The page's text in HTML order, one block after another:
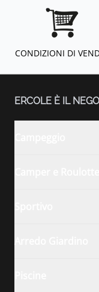
CONDIZIONI DI
ERCOLE È IL